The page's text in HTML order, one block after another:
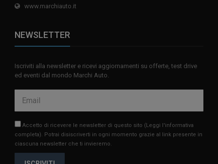
www.marchiauto.it
NEWSLETTER
Iscriviti alla newsletter e ricevi aggiornamenti su offerte, test drive
ed eventi dal mondo Marchi Auto.
Accetto di ricevere le newsletter di questo sito (Leggi l'informativa
completa). Potrai disiscriverti in ogni momento grazie al link presente in
ciascuna newsletter che ti invieremo.